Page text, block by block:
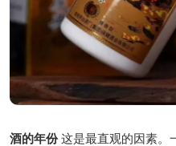
酒的年份这是最直观的因素。